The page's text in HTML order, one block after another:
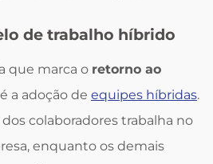
de trabalho híbrido
que marca o retorno ao
é a adoção de equipes híbridas.
colaboradores trabalha no
enquanto os demais